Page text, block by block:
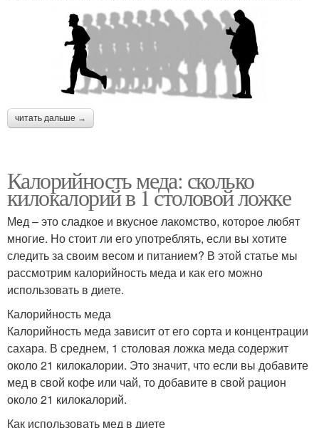
читать дальше →
Калорийность меда: сколько
килокалорий в 1 столовой ложке
Мед – это сладкое и вкусное лакомство, которое любят
многие. Но стоит ли его употреблять, если вы хотите
следить за своим весом и питанием? В этой статье мы
рассмотрим калорийность меда и как его можно
использовать в диете.
Калорийность меда
Калорийность меда зависит от его сорта и концентрации
сахара. В среднем, 1 столовая ложка меда содержит
около 21 килокалории. Это значит, что если вы добавите
мед в свой кофе или чай, то добавите в свой рацион
около 21 килокалорий.
Как использовать мед в диете